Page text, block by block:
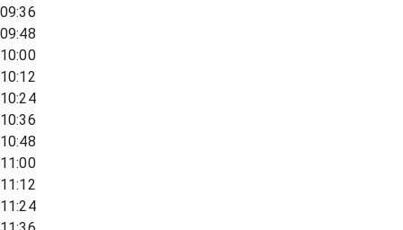
09:36
09:48
10:00
10:12
10:24
10:36
10:48
11:00
11:12
11:24